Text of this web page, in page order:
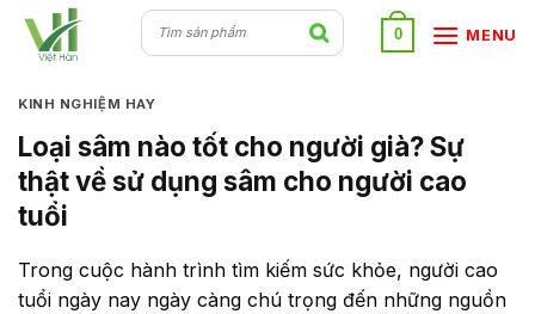
Skip
0 MENU
KINH NGHIỆM HAY
Loại sâm nào tốt cho người già? Sự
thật về sử dụng sâm cho người cao
tuổi
Trong cuộc hành trình tìm kiếm sức khỏe, người cao
tuổi ngày nay ngày càng chú trọng đến những nguồn